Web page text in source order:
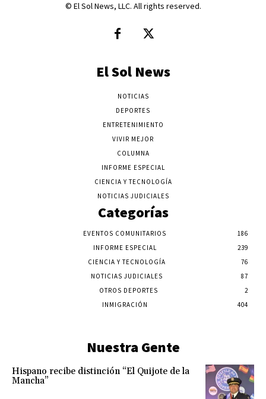
© El Sol News, LLC. All rights reserved.
El Sol News
NOTICIAS
DEPORTES
ENTRETENIMIENTO
VIVIR MEJOR
COLUMNA
INFORME ESPECIAL
CIENCIA Y TECNOLOGÍA
NOTICIAS JUDICIALES
Categorías
EVENTOS COMUNITARIOS
186
INFORME ESPECIAL
239
CIENCIA Y TECNOLOGÍA
76
NOTICIAS JUDICIALES
87
OTROS DEPORTES
2
INMIGRACIÓN
404
Nuestra Gente
Hispano recibe distinción “El Quijote de la
Mancha”